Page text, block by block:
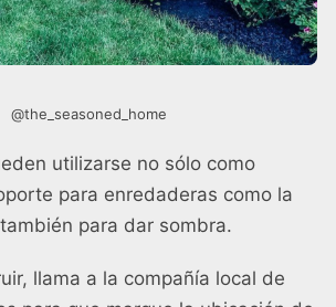
@the_seasoned_home
utilizarse no sólo como
para enredaderas como la
para dar sombra.
llama a la compañía local de